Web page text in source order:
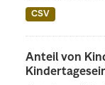
CSV
Anteil von